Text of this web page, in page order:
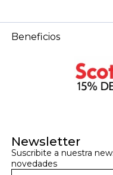
Newsletter
Suscribite a nuestra
novedades
Beneficios